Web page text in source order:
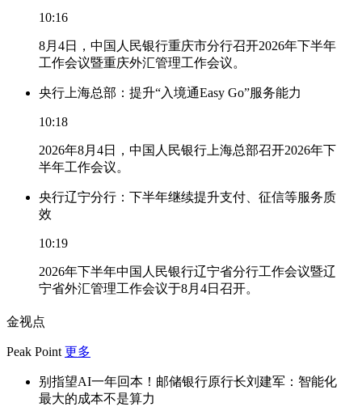
10:16
8月4日，中国人民银行重庆市分行召开2026年下半年
工作会议暨重庆外汇管理工作会议。
央行上海总部：提升“入境通Easy Go”服务能力
10:18
2026年8月4日，中国人民银行上海总部召开2026年下
半年工作会议。
央行辽宁分行：下半年继续提升支付、征信等服务质
效
10:19
2026年下半年中国人民银行辽宁省分行工作会议暨辽
宁省外汇管理工作会议于8月4日召开。
金视点
Peak Point 更多
别指望AI一年回本！邮储银行原行长刘建军：智能化
最大的成本不是算力